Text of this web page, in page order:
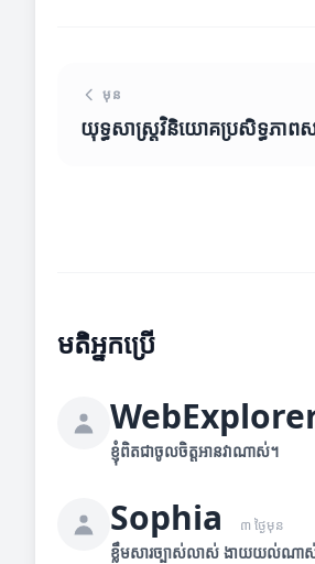
មុន
យុទ្ធសាស្រ្តវិនិយោគប្រសិទ្ធភាពស
មតិអ្នកប្រើ
ខ្ញុំពិតជាចូលចិត្តអានវាណាស់។
Sophia ៣ ថ្ងៃមុន
ខ្លឹមសារច្បាស់លាស់ ងាយយល់ណា